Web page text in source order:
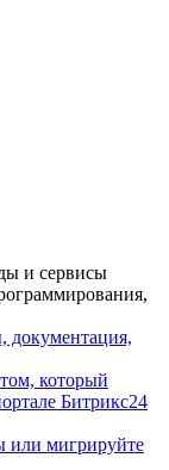
и сервисы
документация,
который
Битрикс24
или мигрируйте